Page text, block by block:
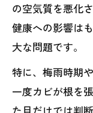
の空気質を悪化
健康への影響は
大な問題です。
特に、梅雨時期
一度カビが根を